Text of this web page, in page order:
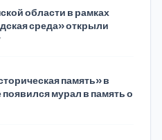
области в рамках
среда» открыли
память» в
мурал в память о